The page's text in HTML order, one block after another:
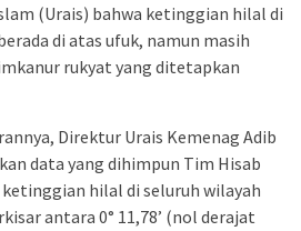
(Urais) bahwa ketinggian hilal di
di atas ufuk, namun masih
rukyat yang ditetapkan
, Direktur Urais Kemenag Adib
data yang dihimpun Tim Hisab
ketinggian hilal di seluruh wilayah
antara 0° 11,78’ (nol derajat